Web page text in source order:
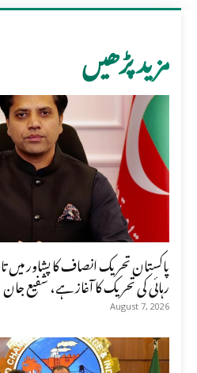
مزید پڑھیں
پاکستان تحریک انصاف کا پشاور میں
رہائی کی تحریک کا آغاز ہے، شفیع جان
August 7, 2026